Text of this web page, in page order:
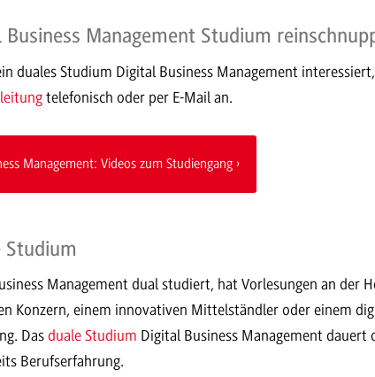
Business Management Studium
duales Studium Digital Business Management
telefonisch oder per E-Mail an.
Management: Videos zum Studiengang
Studium
Management dual studiert, hat Vorlesungen an der
Konzern, einem innovativen Mittelständler oder einem
Das duale Studium Digital Business Management dauert
Berufserfahrung.